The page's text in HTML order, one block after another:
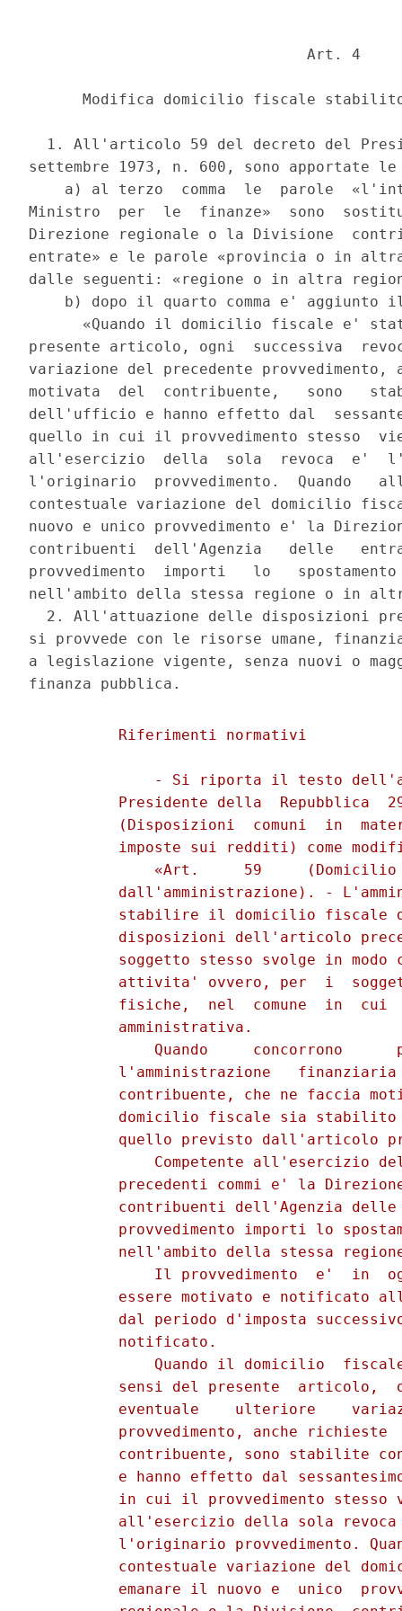
                               Art. 4
Modifica domicilio fiscale
1. All'articolo 59 del decreto del
settembre 1973, n. 600, sono apportate
a) al terzo  comma  le  parole
Ministro  per  le  finanze»  sono
Direzione regionale o la Divisione
entrate» e le parole «provincia o in
dalle seguenti: «regione o in altra
b) dopo il quarto comma e' aggiunto
«Quando il domicilio fiscale e'
presente articolo, ogni  successiva
variazione del precedente
motivata  del  contribuente,   sono
dell'ufficio e hanno effetto dal
quello in cui il provvedimento stesso
all'esercizio  della  sola  revoca  e'
l'originario  provvedimento.  Quando
contestuale variazione del domicilio
nuovo e unico provvedimento e' la
contribuenti  dell'Agenzia   delle
provvedimento  importi   lo
nell'ambito della stessa regione o in
2. All'attuazione delle disposizioni
si provvede con le risorse umane,
a legislazione vigente, senza nuovi o
          Riferimenti normativi
- Si riporta il testo
Presidente della  Repubblica
(Disposizioni  comuni  in
imposte sui redditi) come
«Art.     59
dall'amministrazione). -
stabilire il domicilio fiscale
disposizioni dell'articolo
soggetto stesso svolge in modo
attivita' ovvero, per  i
fisiche,  nel  comune  in  cui
          amministrativa.
Quando     concorrono
l'amministrazione
contribuente, che ne faccia
domicilio fiscale sia
quello previsto dall'articolo
Competente all'esercizio
precedenti commi e' la
contribuenti dell'Agenzia
provvedimento importi lo
nell'ambito della stessa
Il provvedimento  e'  in
essere motivato e notificato
dal periodo d'imposta
          notificato.
Quando il domicilio
sensi del presente  articolo,
eventuale    ulteriore
provvedimento, anche richieste
contribuente, sono stabilite
e hanno effetto dal
in cui il provvedimento stesso
all'esercizio della sola
l'originario provvedimento.
contestuale variazione del
emanare il nuovo e  unico